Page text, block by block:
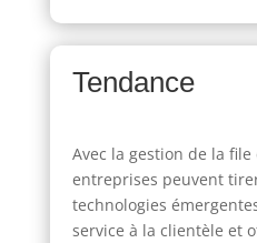
Tendance
Avec la gestion de la
entreprises peuvent
technologies
service à la clientèle et